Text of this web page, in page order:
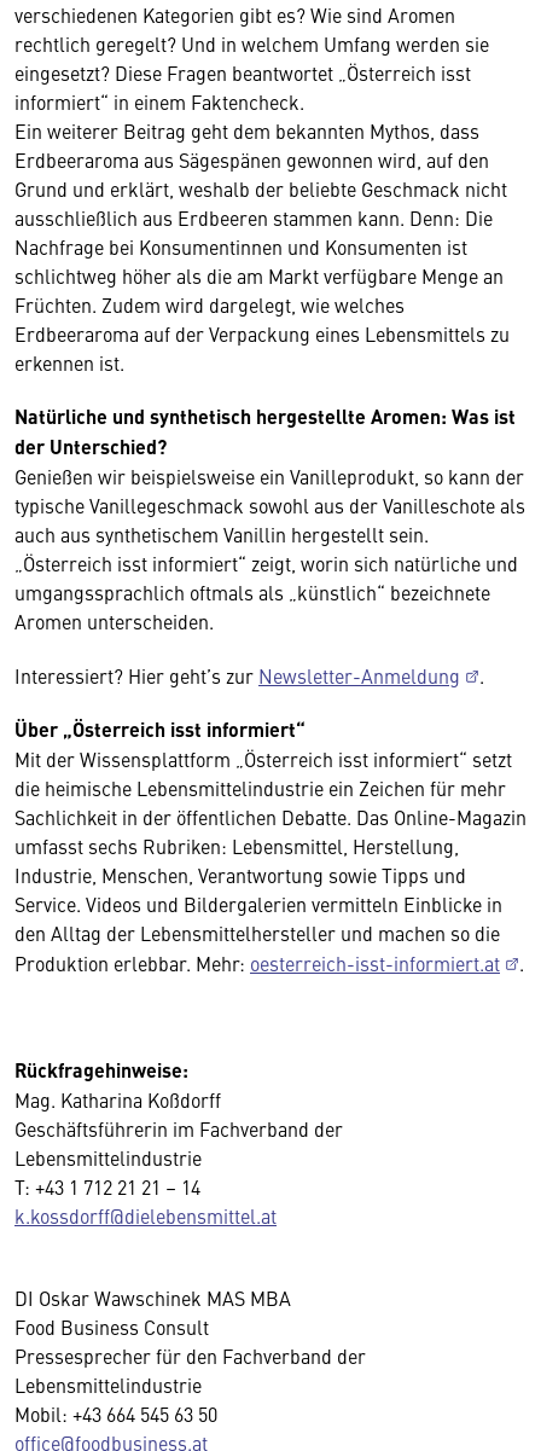
verschiedenen Kategorien gibt es? Wie sind Aromen
rechtlich geregelt? Und in welchem Umfang werden sie
eingesetzt? Diese Fragen beantwortet „Österreich isst
informiert“ in einem Faktencheck.
Ein weiterer Beitrag geht dem bekannten Mythos, dass
Erdbeeraroma aus Sägespänen gewonnen wird, auf den
Grund und erklärt, weshalb der beliebte Geschmack nicht
ausschließlich aus Erdbeeren stammen kann. Denn: Die
Nachfrage bei Konsumentinnen und Konsumenten ist
schlichtweg höher als die am Markt verfügbare Menge an
Früchten. Zudem wird dargelegt, wie welches
Erdbeeraroma auf der Verpackung eines Lebensmittels zu
erkennen ist.
Natürliche und synthetisch hergestellte Aromen: Was ist
der Unterschied?
Genießen wir beispielsweise ein Vanilleprodukt, so kann der
typische Vanillegeschmack sowohl aus der Vanilleschote als
auch aus synthetischem Vanillin hergestellt sein.
„Österreich isst informiert“ zeigt, worin sich natürliche und
umgangssprachlich oftmals als „künstlich“ bezeichnete
Aromen unterscheiden.
Interessiert? Hier geht’s zur Newsletter-Anmeldung .
Über „Österreich isst informiert“
Mit der Wissensplattform „Österreich isst informiert“ setzt
die heimische Lebensmittelindustrie ein Zeichen für mehr
Sachlichkeit in der öffentlichen Debatte. Das Online-Magazin
umfasst sechs Rubriken: Lebensmittel, Herstellung,
Industrie, Menschen, Verantwortung sowie Tipps und
Service. Videos und Bildergalerien vermitteln Einblicke in
den Alltag der Lebensmittelhersteller und machen so die
Produktion erlebbar. Mehr: oesterreich-isst-informiert.at .
Rückfragehinweise:
Mag. Katharina Koßdorff
Geschäftsführerin im Fachverband der
Lebensmittelindustrie
T: +43 1 712 21 21 – 14
k.kossdorff@dielebensmittel.at
DI Oskar Wawschinek MAS MBA
Food Business Consult
Pressesprecher für den Fachverband der
Lebensmittelindustrie
Mobil: +43 664 545 63 50
office@foodbusiness.at